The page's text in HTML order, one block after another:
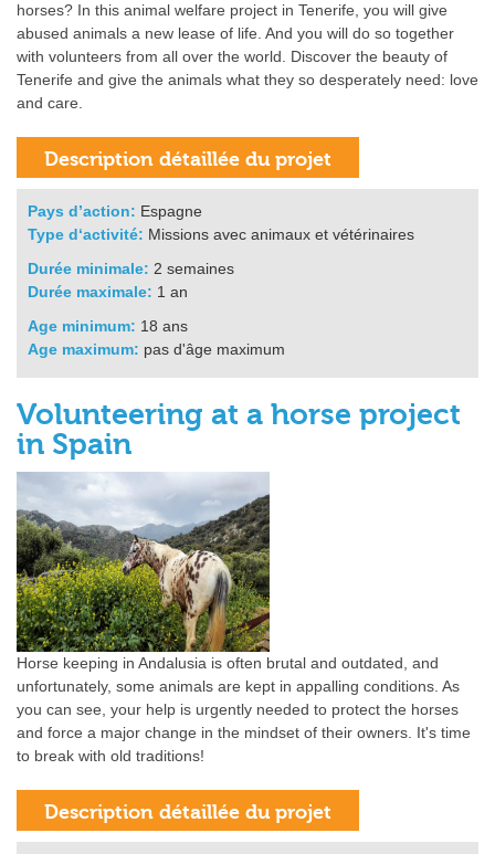
horses? In this animal welfare project in Tenerife, you will give
abused animals a new lease of life. And you will do so together
with volunteers from all over the world. Discover the beauty of
Tenerife and give the animals what they so desperately need: love
and care.
Pays d’action: Espagne
Type d‘activité: Missions avec animaux et vétérinaires
Durée minimale: 2 semaines
Durée maximale: 1 an
Age minimum: 18 ans
Age maximum: pas d'âge maximum
Volunteering at a horse project
in Spain
Horse keeping in Andalusia is often brutal and outdated, and
unfortunately, some animals are kept in appalling conditions. As
you can see, your help is urgently needed to protect the horses
and force a major change in the mindset of their owners. It's time
to break with old traditions!